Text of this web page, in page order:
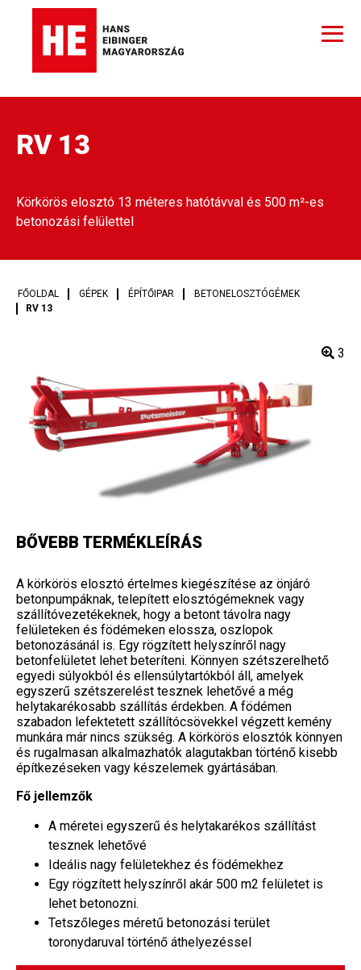
RV 13
Körkörös elosztó 13 méteres hatótávval és 500 m²-es
betonozási felülettel
FŐOLDAL GÉPEK ÉPÍTŐIPAR
BETONELOSZTÓGÉMEK
RV 13
3
BŐVEBB TERMÉKLEÍRÁS
A körkörös elosztó értelmes kiegészítése az önjáró
betonpumpáknak, telepített elosztógémeknek vagy
szállítóvezetékeknek, hogy a betont távolra nagy
felületeken és födémeken elossza, oszlopok
betonozásánál is. Egy rögzített helyszínről nagy
betonfelületet lehet beteríteni. Könnyen szétszerelhető
egyedi súlyokból és ellensúlytartókból áll, amelyek
egyszerű szétszerelést tesznek lehetővé a még
helytakarékosabb szállítás érdekben. A födémen
szabadon lefektetett szállítócsövekkel végzett kemény
munkára már nincs szükség. A körkörös elosztók könnyen
és rugalmasan alkalmazhatók alagutakban történő kisebb
építkezéseken vagy készelemek gyártásában.
Fő jellemzők
A méretei egyszerű és helytakarékos szállítást
tesznek lehetővé
Ideális nagy felületekhez és födémekhez
Egy rögzített helyszínről akár 500 m2 felületet is
lehet betonozni.
Tetszőleges méretű betonozási terület
toronydaruval történő áthelyezéssel